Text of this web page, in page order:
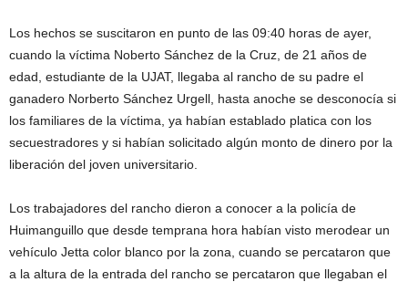
Los hechos se suscitaron en punto de las 09:40 horas de ayer,
cuando la víctima Noberto Sánchez de la Cruz, de 21 años de
edad, estudiante de la UJAT, llegaba al rancho de su padre el
ganadero Norberto Sánchez Urgell, hasta anoche se desconocía si
los familiares de la víctima, ya habían establado platica con los
secuestradores y si habían solicitado algún monto de dinero por la
liberación del joven universitario.
Los trabajadores del rancho dieron a conocer a la policía de
Huimanguillo que desde temprana hora habían visto merodear un
vehículo Jetta color blanco por la zona, cuando se percataron que
a la altura de la entrada del rancho se percataron que llegaban el